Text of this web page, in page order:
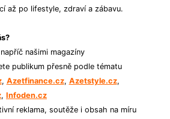
až po lifestyle, zdraví a zábavu.
našimi magazíny
publikum přesně podle tématu
, Azetfinance.cz, Azetstyle.cz,
, Infoden.cz
reklama, soutěže i obsah na míru